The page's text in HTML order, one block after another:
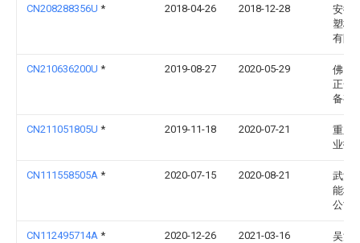
CN208288356U * 2018-04-26 2018-12-28
安徽
塑板
有限
CN210636200U * 2019-08-27 2020-05-29
佛山
正一
备有
CN211051805U * 2019-11-18 2020-07-21
重庆
业技
CN111558505A * 2020-07-15 2020-08-21
武汉
能科
公司
CN112495714A * 2020-12-26 2021-03-16
吴江